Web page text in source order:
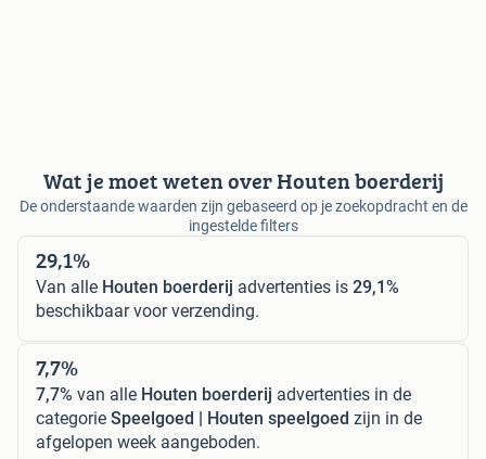
Wat je moet weten over Houten boerderij
De onderstaande waarden zijn gebaseerd op je zoekopdracht en de
ingestelde filters
29,1%
Van alle Houten boerderij advertenties is 29,1%
beschikbaar voor verzending.
7,7%
7,7% van alle Houten boerderij advertenties in de
categorie Speelgoed | Houten speelgoed zijn in de
afgelopen week aangeboden.